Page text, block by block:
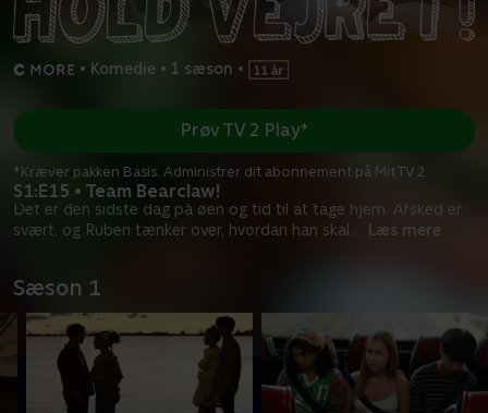
• Komedie • 1 sæson •
S1:E15 • Team Bearclaw!
Det er den sidste dag på øen og tid til at tage hjem. Afsked er
svært, og Ruben tænker over, hvordan han skal ... Læs mere
Prøv TV 2 Play*
*Kræver pakken Basis. Administrer dit abonnement på Mit TV 2.
Sæson 1